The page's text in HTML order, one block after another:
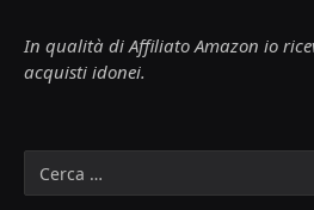
In qualità di Affiliato Amazon io
acquisti idonei.